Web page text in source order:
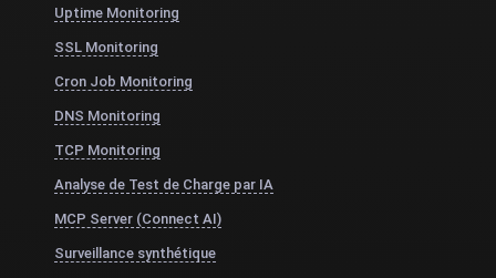
Uptime Monitoring
SSL Monitoring
Cron Job Monitoring
DNS Monitoring
TCP Monitoring
Analyse de Test de Charge par IA
MCP Server (Connect AI)
Surveillance synthétique